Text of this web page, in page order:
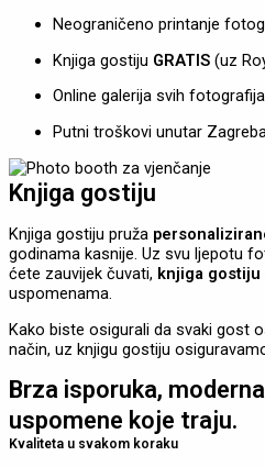
Neograničeno printanje
Knjiga gostiju GRATIS (uz
Online galerija svih fotografija
Putni troškovi unutar
Knjiga gostiju
Knjiga gostiju pruža
godinama kasnije. Uz svu ljepotu
ćete zauvijek čuvati, knjiga gostiju
uspomenama.
Kako biste osigurali da svaki gost
način, uz knjigu gostiju
Brza isporuka,
uspomene koje traju.
Kvaliteta u svakom koraku